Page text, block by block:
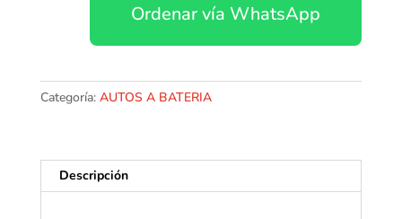
Ordenar vía WhatsApp
Categoría: AUTOS A BATERIA
Descripción